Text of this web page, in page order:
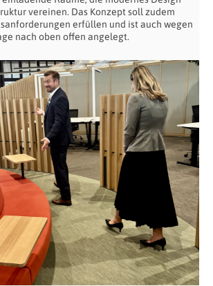
vereinen. Das Konzept soll zudem
erfüllen und ist auch wegen
nach oben offen angelegt.